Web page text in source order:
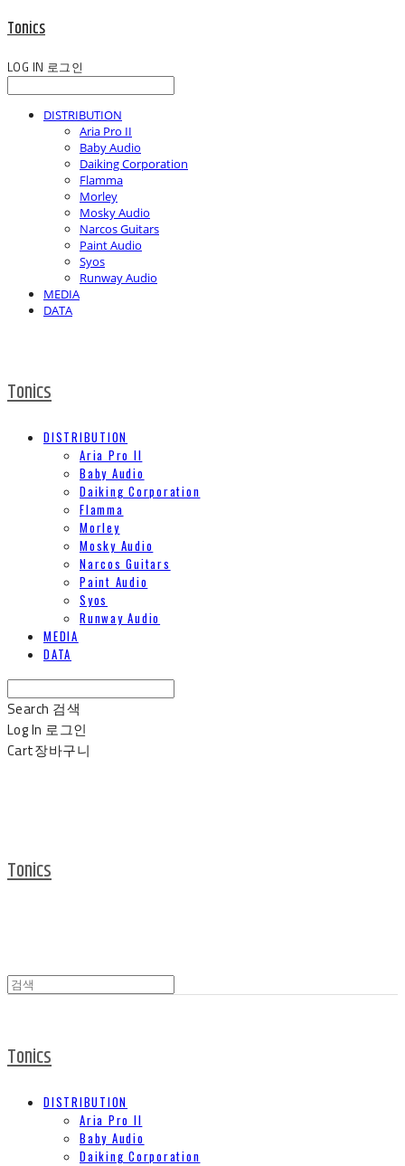
Tonics
LOG IN 로그인
DISTRIBUTION
Aria Pro II
Baby Audio
Daiking Corporation
Flamma
Morley
Mosky Audio
Narcos Guitars
Paint Audio
Syos
Runway Audio
MEDIA
DATA
Tonics
DISTRIBUTION
Aria Pro II
Baby Audio
Daiking Corporation
Flamma
Morley
Mosky Audio
Narcos Guitars
Paint Audio
Syos
Runway Audio
MEDIA
DATA
Search 검색
Log In 로그인
Cart장바구니
Tonics
Tonics
DISTRIBUTION
Aria Pro II
Baby Audio
Daiking Corporation